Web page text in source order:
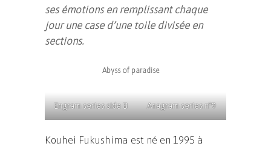
ses émotions en remplissant chaque
jour une case d’une toile divisée en
sections.
Abyss of paradise
Engram series side B Anagram series n°9
Kouhei Fukushima est né en 1995 à